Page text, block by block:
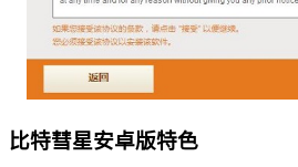
比特彗星安卓版特色